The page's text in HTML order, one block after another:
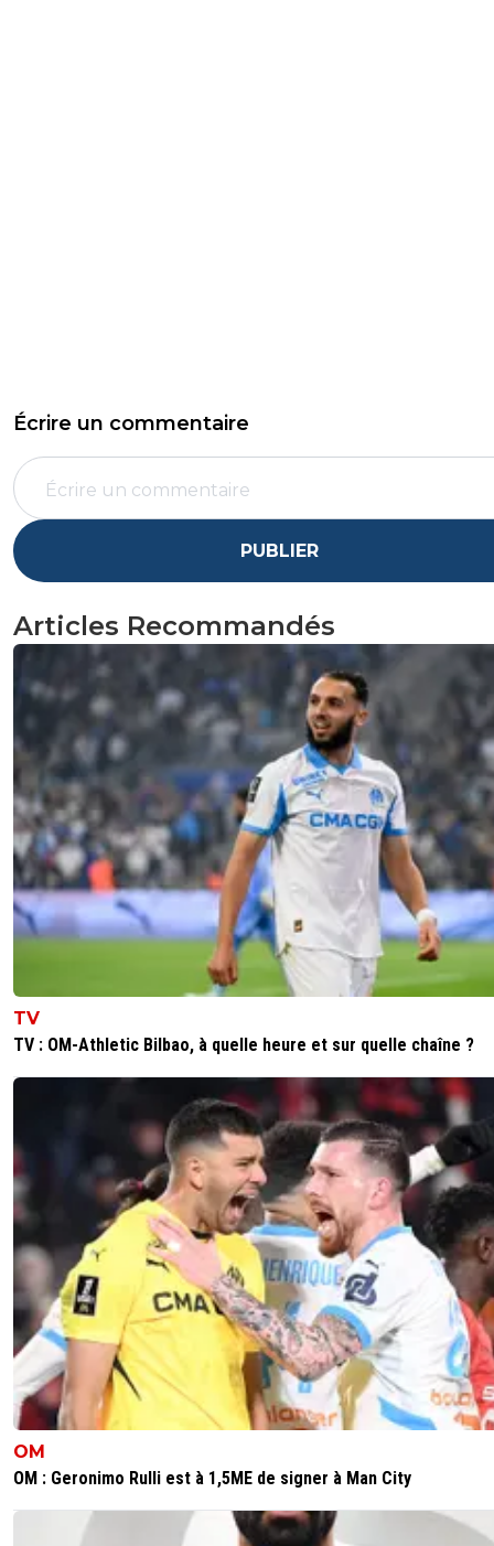
Écrire un commentaire
PUBLIER
Articles Recommandés
TV
TV : OM-Athletic Bilbao, à quelle heure et sur quelle chaîne ?
OM
OM : Geronimo Rulli est à 1,5ME de signer à Man City